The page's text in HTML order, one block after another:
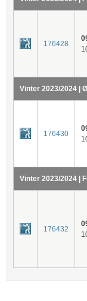
176428
Vinter 2023/2024 |
176430
Vinter 2023/2024 |
176432